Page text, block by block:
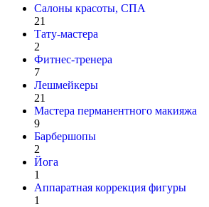
Салоны красоты, СПА
21
Тату-мастера
2
Фитнес-тренера
7
Лешмейкеры
21
Мастера перманентного макияжа
9
Барбершопы
2
Йога
1
Аппаратная коррекция фигуры
1